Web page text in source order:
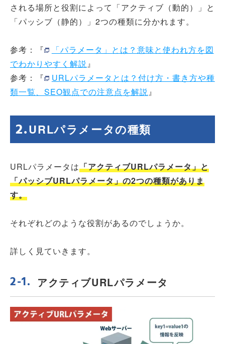
される場所と役割によって「アクティブ（動的）」と
「パッシブ（静的）」2つの種類に分かれます。
参考：『
「パラメータ」とは？意味と使われ方を図
でわかりやすく解説』
参考：『
URLパラメータとは？付け方・書き方や種
類一覧、SEO観点での注意点を解説』
URLパラメータの種類
URLパラメータは「アクティブURLパラメータ」と
「パッシブURLパラメータ」の2つの種類がありま
す。
それぞれどのような役割があるのでしょうか。
詳しく見ていきます。
アクティブURLパラメータ